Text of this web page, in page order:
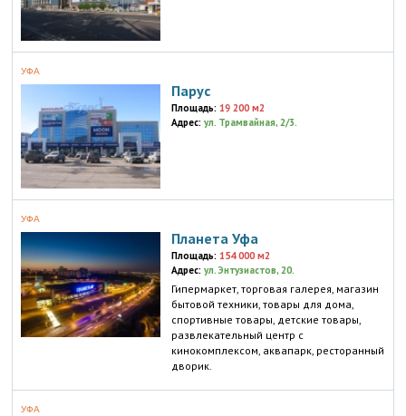
УФА
Парус
Площадь: 19 200 м2
Адрес: ул. Трамвайная, 2/3.
УФА
Планета Уфа
Площадь: 154 000 м2
Адрес: ул. Энтузиастов, 20.
Гипермаркет, торговая галерея, магазин
бытовой техники, товары для дома,
спортивные товары, детские товары,
развлекательный центр с
кинокомплексом, аквапарк, ресторанный
дворик.
УФА